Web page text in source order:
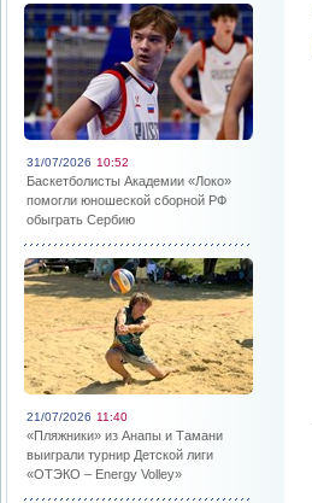
31/07/2026 10:52
Баскетболисты Академии «Локо»
помогли юношеской сборной РФ
обыграть Сербию
21/07/2026 11:40
«Пляжники» из Анапы и Тамани
выиграли турнир Детской лиги
«ОТЭКО – Energy Volley»